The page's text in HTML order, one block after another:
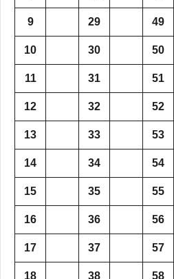
9 29 49
10 30 50
11 31 51
12 32 52
13 33 53
14 34 54
15 35 55
16 36 56
17 37 57
18 38 58